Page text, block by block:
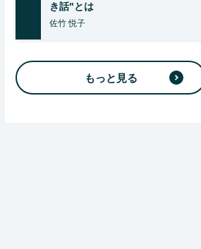
き話"とは
佐竹 悦子
もっと見る